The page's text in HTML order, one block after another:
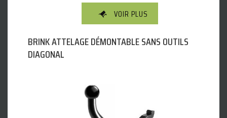
VOIR PLUS
BRINK ATTELAGE DÉMONTABLE SANS OUTILS
DIAGONAL